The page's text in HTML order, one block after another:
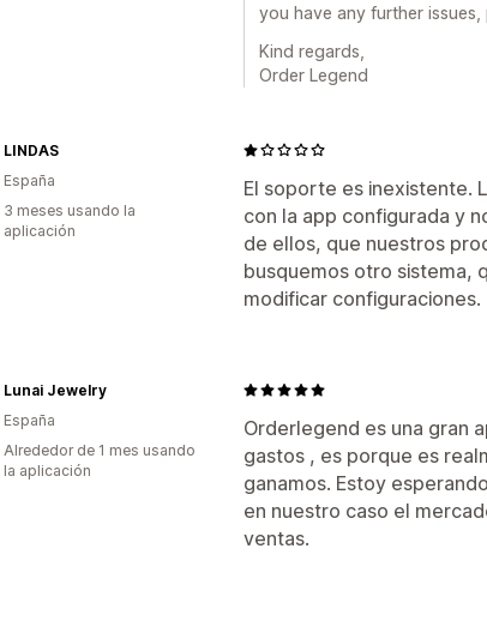
you have any further
Kind regards,
Order Legend
El soporte es inexistente.
con la app configurada y
de ellos, que nuestros
busquemos otro sistema,
modificar configuraciones.
LINDAS
España
3 meses usando la
aplicación
Orderlegend es una gran
gastos , es porque es
ganamos. Estoy
en nuestro caso el
ventas.
Lunai Jewelry
España
Alrededor de 1 mes usando
la aplicación